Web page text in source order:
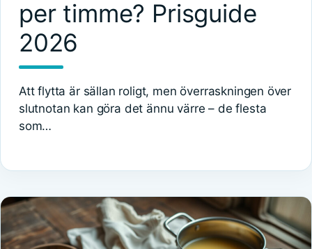
per timme? Prisguide
2026
Att flytta är sällan roligt, men överraskningen över
slutnotan kan göra det ännu värre – de flesta
som…